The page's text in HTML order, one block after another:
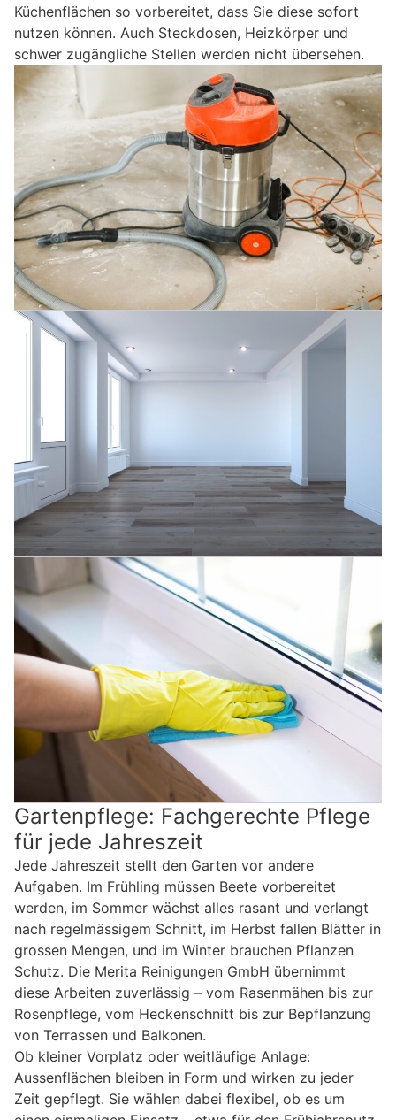
Küchenflächen so vorbereitet, dass Sie diese sofort
nutzen können. Auch Steckdosen, Heizkörper und
schwer zugängliche Stellen werden nicht übersehen.
Gartenpflege: Fachgerechte Pflege
für jede Jahreszeit
Jede Jahreszeit stellt den Garten vor andere
Aufgaben. Im Frühling müssen Beete vorbereitet
werden, im Sommer wächst alles rasant und verlangt
nach regelmässigem Schnitt, im Herbst fallen Blätter in
grossen Mengen, und im Winter brauchen Pflanzen
Schutz. Die Merita Reinigungen GmbH übernimmt
diese Arbeiten zuverlässig – vom Rasenmähen bis zur
Rosenpflege, vom Heckenschnitt bis zur Bepflanzung
von Terrassen und Balkonen.
Ob kleiner Vorplatz oder weitläufige Anlage:
Aussenflächen bleiben in Form und wirken zu jeder
Zeit gepflegt. Sie wählen dabei flexibel, ob es um